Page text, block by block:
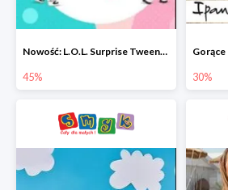
Nowość: L.O.L. Surprise Tweens Doll w Smyku do -45%
45% 30%